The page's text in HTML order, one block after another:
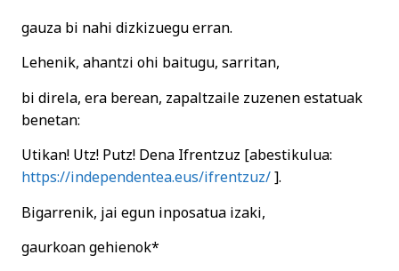
gauza bi nahi dizkizuegu erran.
Lehenik, ahantzi ohi baitugu, sarritan,
bi direla, era berean, zapaltzaile zuzenen estatuak
benetan:
Utikan! Utz! Putz! Dena Ifrentzuz [abestikulua:
https://independentea.eus/ifrentzuz/].
Bigarrenik, jai egun inposatua izaki,
gaurkoan gehienok*